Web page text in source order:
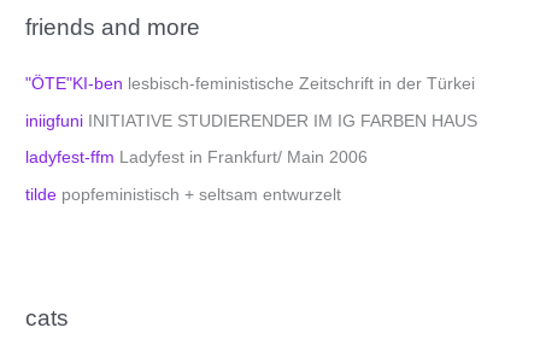
friends and more
"ÖTE"KI-ben lesbisch-feministische Zeitschrift in der Türkei
iniigfuni INITIATIVE STUDIERENDER IM IG FARBEN HAUS
ladyfest-ffm Ladyfest in Frankfurt/ Main 2006
tilde popfeministisch + seltsam entwurzelt
cats